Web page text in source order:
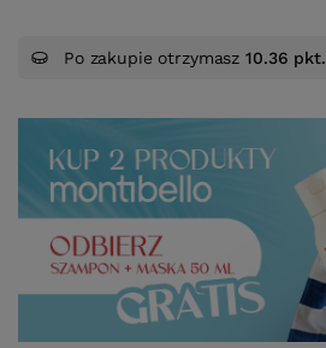
Po zakupie otrzymasz10.36 pkt.